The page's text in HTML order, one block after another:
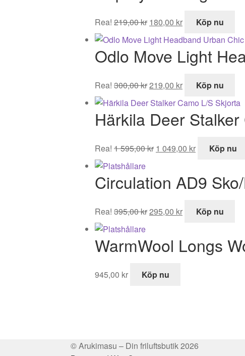
Rea! 219,00kr
ursprungliga
priset
var:
180,00 kr
nuvarande
priset
är:
180,00 kr.
Köp nu
Odlo Move Light
Rea! 300,00kr
ursprungliga
priset
var:
219,00 kr
nuvarande
priset
är:
Köp nu
Härkila Deer
Rea! 1 595,00kr
ursprungliga
var:
595,00 kr.
1 049,00 kr
nuvarande
är:
049,00 kr.
Köp nu
Circulation AD9
Rea! 395,00kr
ursprungliga
var:
295,00 kr
nuvarande
är:
295,00 kr.
Köp nu
WarmWool Longs
945,00 kr Köp nu
© Arukimasu – Din friluftsbutik 2026